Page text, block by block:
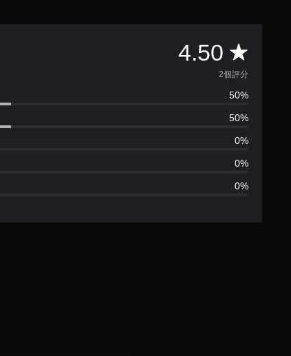
4.50 平
均
評
分
為
4
.
2個評分
50%
50%
0%
0%
0%